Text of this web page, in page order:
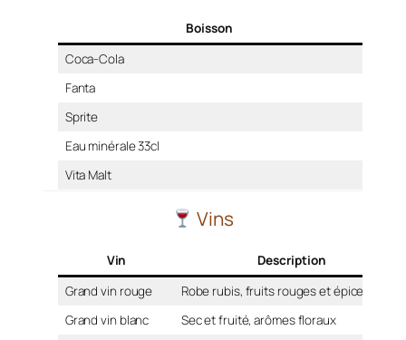
Boisson
Coca-Cola
Fanta
Sprite
Eau minérale 33cl
Vita Malt
Vins
Vin
Description
Grand vin rouge
Robe rubis, fruits rouges et épices
Grand vin blanc
Sec et fruité, arômes floraux